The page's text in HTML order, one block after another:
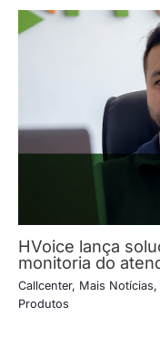
HVoice lança
monitoria do
Callcenter, Mais Notícias,
Produtos